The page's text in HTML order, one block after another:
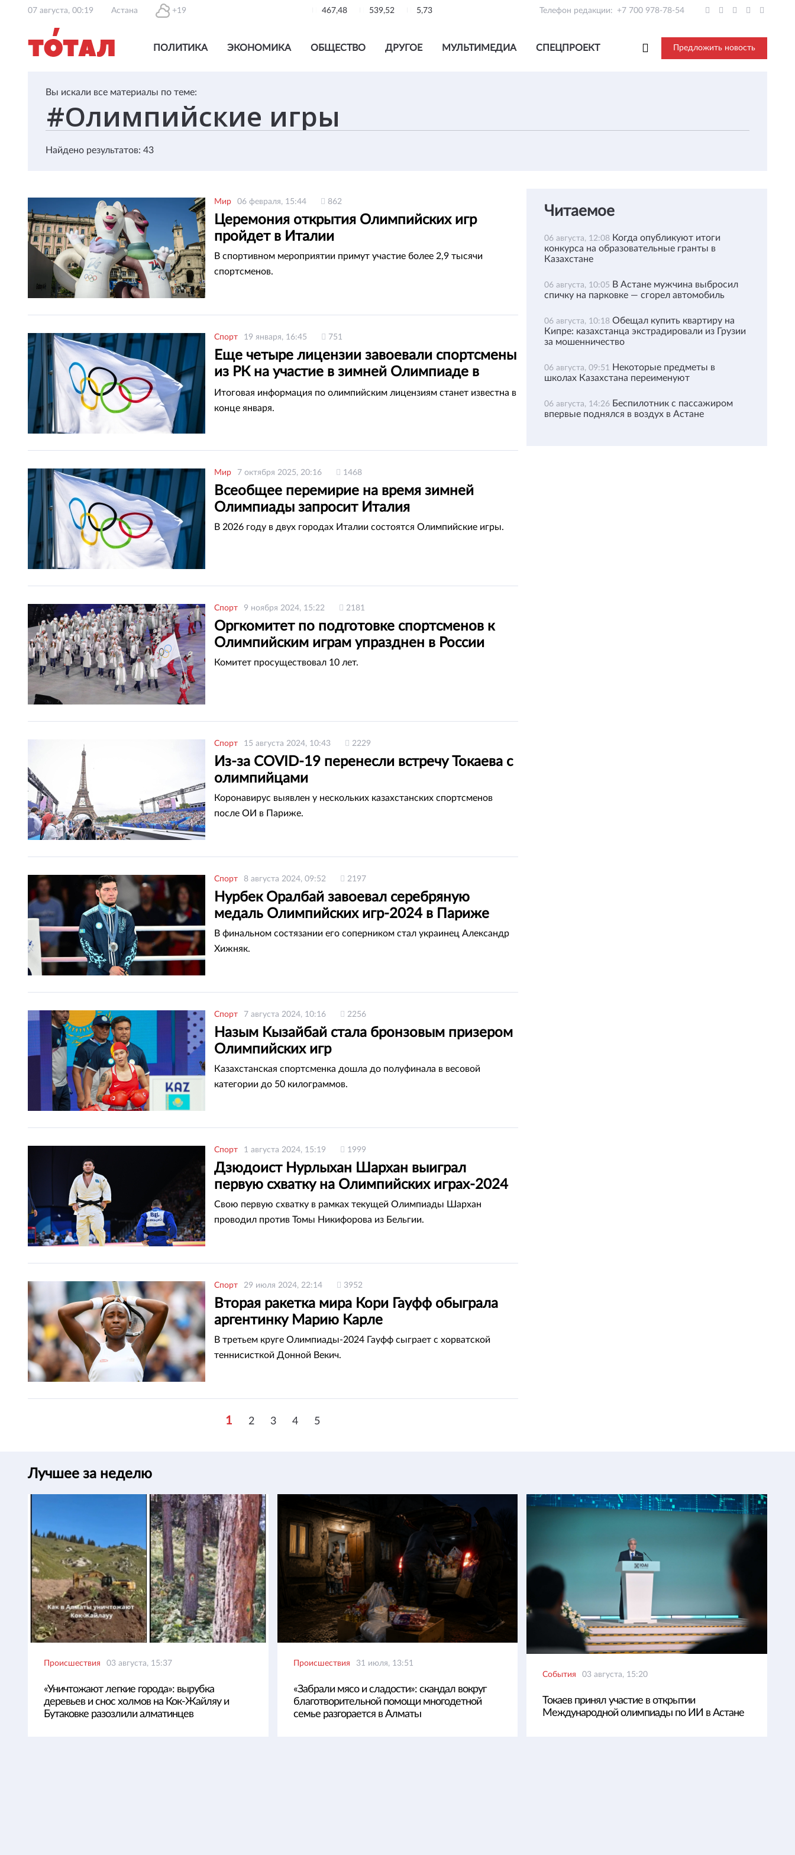
07 августа, 00:19 Астана +19 467,48 539,52 5,73 Телефон редакции: +7 700 978-78-54
ПОЛИТИКА ЭКОНОМИКА ОБЩЕСТВО ДРУГОЕ МУЛЬТИМЕДИА СПЕЦПРОЕКТ Предложить новость
Вы искали все материалы по теме:
Найдено результатов: 43
Мир 06 февраля, 15:44 862
Церемония открытия Олимпийских игр
пройдет в Италии
В спортивном мероприятии примут участие более 2,9 тысячи
спортсменов.
Спорт 19 января, 16:45 751
Еще четыре лицензии завоевали спортсмены
из РК на участие в зимней Олимпиаде в
Милане
Итоговая информация по олимпийским лицензиям станет известна в
конце января.
Мир 7 октября 2025, 20:16 1468
Всеобщее перемирие на время зимней
Олимпиады запросит Италия
В 2026 году в двух городах Италии состоятся Олимпийские игры.
Спорт 9 ноября 2024, 15:22 2181
Оргкомитет по подготовке спортсменов к
Олимпийским играм упразднен в России
Комитет просуществовал 10 лет.
Спорт 15 августа 2024, 10:43 2229
Из-за COVID-19 перенесли встречу Токаева с
олимпийцами
Коронавирус выявлен у нескольких казахстанских спортсменов
после ОИ в Париже.
Спорт 8 августа 2024, 09:52 2197
Нурбек Оралбай завоевал серебряную
медаль Олимпийских игр-2024 в Париже
В финальном состязании его соперником стал украинец Александр
Хижняк.
Спорт 7 августа 2024, 10:16 2256
Назым Кызайбай стала бронзовым призером
Олимпийских игр
Казахстанская спортсменка дошла до полуфинала в весовой
категории до 50 килограммов.
Спорт 1 августа 2024, 15:19 1999
Дзюдоист Нурлыхан Шархан выиграл
первую схватку на Олимпийских играх-2024
Свою первую схватку в рамках текущей Олимпиады Шархан
проводил против Томы Никифорова из Бельгии.
Спорт 29 июля 2024, 22:14 3952
Вторая ракетка мира Кори Гауфф обыграла
аргентинку Марию Карле
В третьем круге Олимпиады-2024 Гауфф сыграет с хорватской
теннисисткой Донной Векич.
1 2 3 4 5
Читаемое
06 августа, 12:08 Когда опубликуют итоги
конкурса на образовательные гранты в
Казахстане
06 августа, 10:05 В Астане мужчина выбросил
спичку на парковке — сгорел автомобиль
06 августа, 10:18 Обещал купить квартиру на
Кипре: казахстанца экстрадировали из Грузии
за мошенничество
06 августа, 09:51 Некоторые предметы в
школах Казахстана переименуют
06 августа, 14:26 Беспилотник с пассажиром
впервые поднялся в воздух в Астане
Лучшее за неделю
Происшествия 03 августа, 15:37
«Уничтожают легкие города»: вырубка
деревьев и снос холмов на Кок-Жайляу и
Бутаковке разозлили алматинцев
Происшествия 31 июля, 13:51
«Забрали мясо и сладости»: скандал вокруг
благотворительной помощи многодетной
семье разгорается в Алматы
События 03 августа, 15:20
Токаев принял участие в открытии
Международной олимпиады по ИИ в Астане